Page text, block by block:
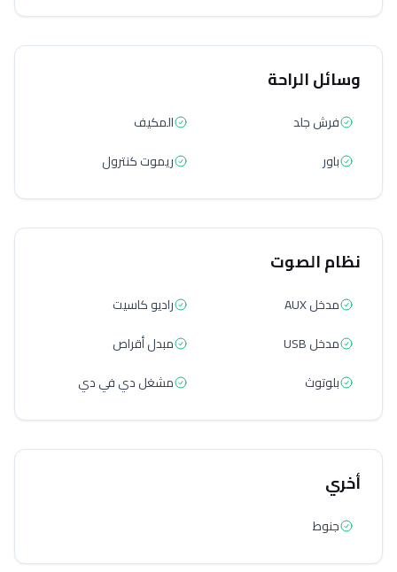
وسائل الراحة
فرش جلد
المكيف
باور
ريموت كنترول
نظام الصوت
مدخل AUX
راديو كاسيت
مدخل USB
مبدل أقراص
بلوتوث
مشغل دي في دي
أخري
جنوط